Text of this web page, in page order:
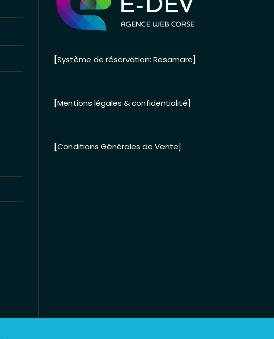
[Système de réservation: Resamare]
[Mentions légales & confidentialité]
[Conditions Générales de Vente]